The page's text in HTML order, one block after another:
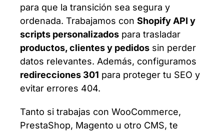
para que la transición sea segura y
ordenada. Trabajamos con Shopify API y
scripts personalizados para trasladar
productos, clientes y pedidos sin perder
datos relevantes. Además, configuramos
redirecciones 301 para proteger tu SEO y
evitar errores 404.
Tanto si trabajas con WooCommerce,
PrestaShop, Magento u otro CMS, te